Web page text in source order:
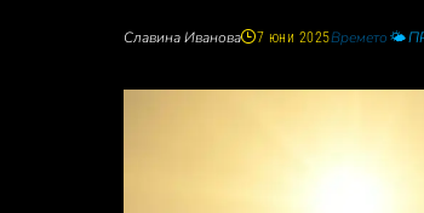
Славина Иванова 7 юни 2025Времето🌤️